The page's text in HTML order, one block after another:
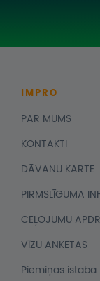
IMPRO
PAR MUMS
KONTAKTI
DĀVANU KARTE
PIRMSLĪGUMA
CEĻOJUMU
VĪZU ANKETAS
Piemiņas istaba